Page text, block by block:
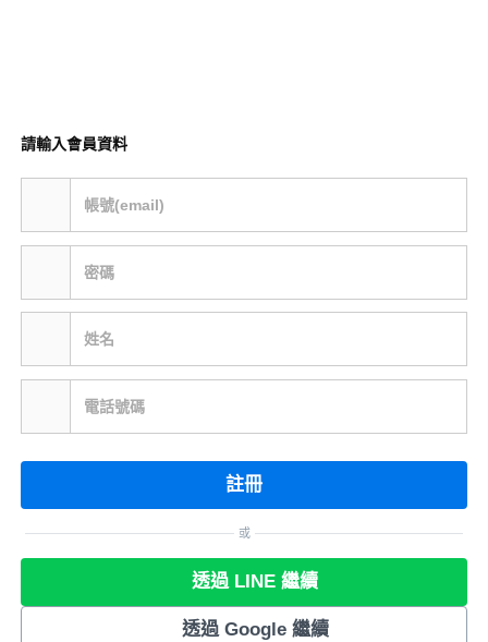
請輸入會員資料
帳號(email)
密碼
姓名
電話號碼
註冊
或
透過 LINE 繼續
透過 Google 繼續